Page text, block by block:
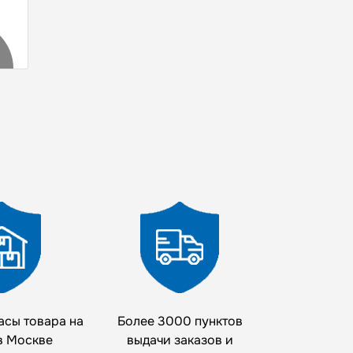
товара на
Москве
Более 3000 пунктов
выдачи заказов и